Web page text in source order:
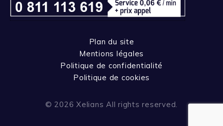
Plan du site
Mentions légales
Politique de confidentialité
Politique de cookies
© 2026 Xelians All rights reserved.